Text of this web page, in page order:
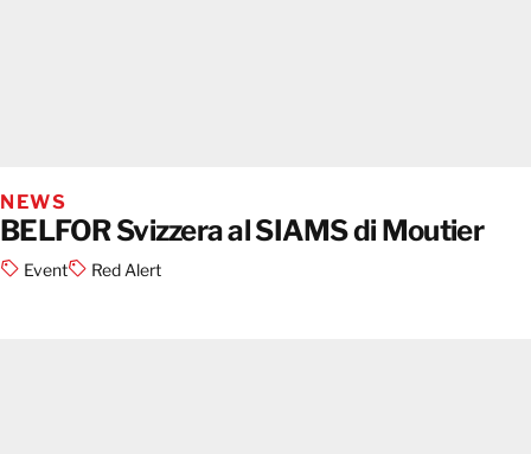
NEWS
BELFOR Svizzera al SIAMS di Moutier
Event Red Alert